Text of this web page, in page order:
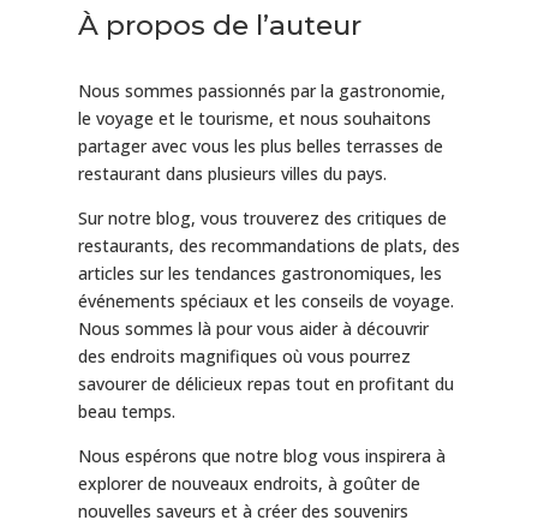
À propos de l’auteur
Nous sommes passionnés par la gastronomie,
le voyage et le tourisme, et nous souhaitons
partager avec vous les plus belles terrasses de
restaurant dans plusieurs villes du pays.
Sur notre blog, vous trouverez des critiques de
restaurants, des recommandations de plats, des
articles sur les tendances gastronomiques, les
événements spéciaux et les conseils de voyage.
Nous sommes là pour vous aider à découvrir
des endroits magnifiques où vous pourrez
savourer de délicieux repas tout en profitant du
beau temps.
Nous espérons que notre blog vous inspirera à
explorer de nouveaux endroits, à goûter de
nouvelles saveurs et à créer des souvenirs